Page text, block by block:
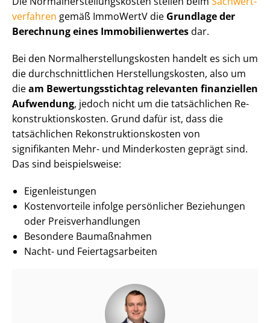
ver­fah­ren gemäß ImmoWertV die Grundlage der
Berechnung eines Im­mo­bi­li­en­wer­tesdar.
Bei den Nor­mal­her­stel­lungs­kos­ten handelt es sich um
die durch­schnitt­li­chen Her­stel­lungs­kos­ten, also um
dieam Be­wer­tungs­stich­tag relevanten finanziellen
Aufwendung, jedoch nicht um die tatsächlichen Re­
kon­struk­ti­ons­kos­ten. Grund dafür ist, dass die
tatsächlichen Re­kon­struk­ti­ons­kos­ten von
signifikanten Mehr- und Minderkosten geprägt sind.
Das sind beispielsweise:
Eigenleistungen
Kostenvorteile infolge persönlicher Beziehungen
oder Preis­ver­hand­lun­gen
Besondere Baumaßnahmen
Nacht- und Fei­er­tags­ar­bei­ten